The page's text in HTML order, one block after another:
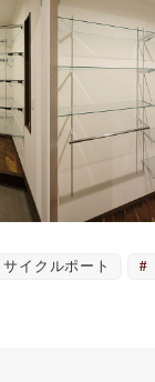
サイクルポート